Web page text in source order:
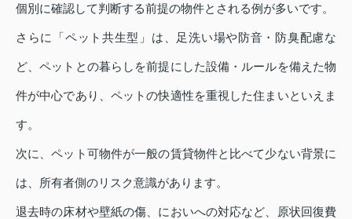
個別に確認して判断する前提の物件とされる例が多いです。
さらに「ペット共生型」は、足洗い場や防音・防臭配慮な
ど、ペットとの暮らしを前提にした設備・ルールを備えた物
件が中心であり、ペットの快適性を重視した住まいといえま
す。
次に、ペット可物件が一般の賃貸物件と比べて少ない背景に
は、所有者側のリスク意識があります。
退去時の床材や壁紙の傷、においへの対応など、原状回復費